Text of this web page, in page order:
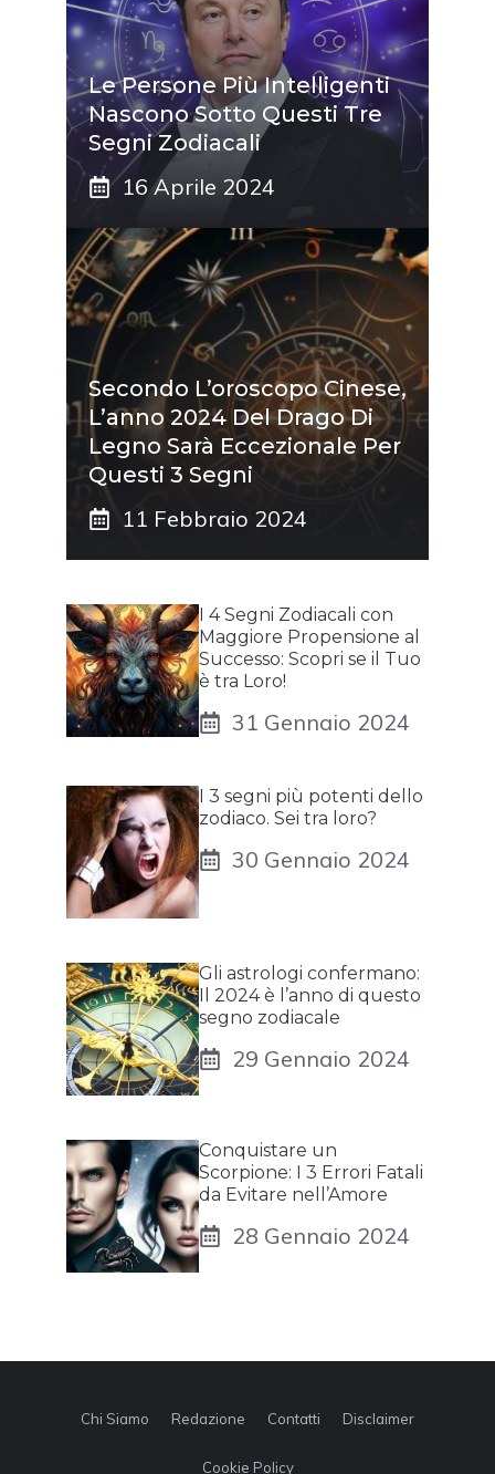
Le Persone Più Intelligenti
Nascono Sotto Questi Tre
Segni Zodiacali
16 Aprile 2024
Secondo L’oroscopo Cinese,
L’anno 2024 Del Drago Di
Legno Sarà Eccezionale Per
Questi 3 Segni
11 Febbraio 2024
I 4 Segni Zodiacali con
Maggiore Propensione al
Successo: Scopri se il Tuo
è tra Loro!
31 Gennaio 2024
I 3 segni più potenti dello
zodiaco. Sei tra loro?
30 Gennaio 2024
Gli astrologi confermano:
Il 2024 è l’anno di questo
segno zodiacale
29 Gennaio 2024
Conquistare un
Scorpione: I 3 Errori Fatali
da Evitare nell’Amore
28 Gennaio 2024
Chi Siamo Redazione Contatti Disclaimer
Cookie Policy